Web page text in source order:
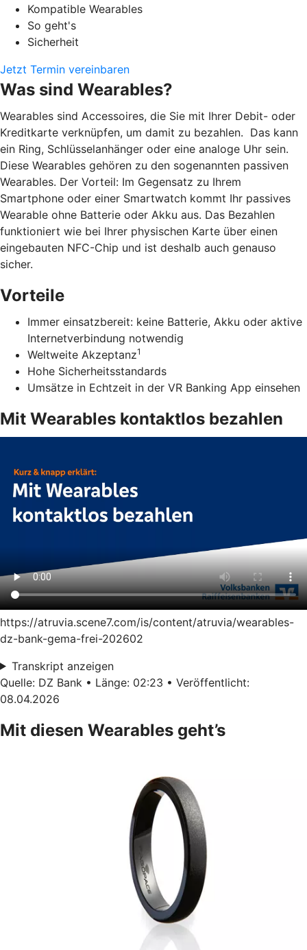
Kompatible Wearables
So geht's
Sicherheit
Jetzt Termin vereinbaren
Was sind Wearables?
Wearables sind Accessoires, die Sie mit Ihrer Debit- oder
Kreditkarte verknüpfen, um damit zu bezahlen. Das kann
ein Ring, Schlüsselanhänger oder eine analoge Uhr sein.
Diese Wearables gehören zu den sogenannten passiven
Wearables. Der Vorteil: Im Gegensatz zu Ihrem
Smartphone oder einer Smartwatch kommt Ihr passives
Wearable ohne Batterie oder Akku aus. Das Bezahlen
funktioniert wie bei Ihrer physischen Karte über einen
eingebauten NFC-Chip und ist deshalb auch genauso
sicher.
Vorteile
Immer einsatzbereit: keine Batterie, Akku oder aktive
Internetverbindung notwendig
Weltweite Akzeptanz1
Hohe Sicherheitsstandards
Umsätze in Echtzeit in der VR Banking App einsehen
Mit Wearables kontaktlos bezahlen
https://atruvia.scene7.com/is/content/atruvia/wearables-
dz-bank-gema-frei-202602
Transkript anzeigen
Quelle: DZ Bank • Länge: 02:23 • Veröffentlicht:
08.04.2026
Mit diesen Wearables geht’s